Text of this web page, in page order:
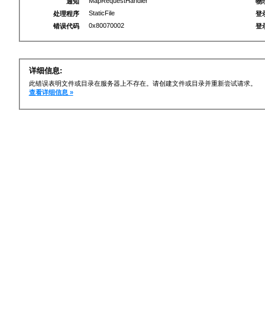
处理程序
StaticFile
错误代码
0x80070002
登
登
详细信息:
此错误表明文件或目录在服务器上不存在。请创建文件或目录并重新尝试请求。
查看详细信息 »